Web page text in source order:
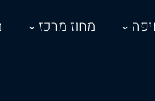
מחוז מרכז